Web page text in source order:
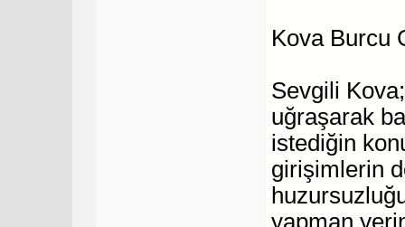
Kova Burcu
Sevgili
uğraşarak
istediğin
girişimlerin
yapman